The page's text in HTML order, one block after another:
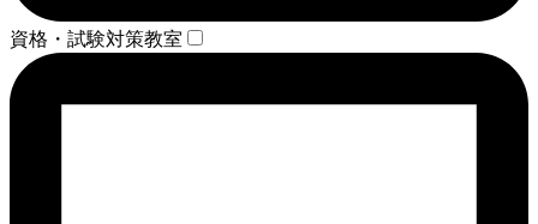
資格・試験対策教室